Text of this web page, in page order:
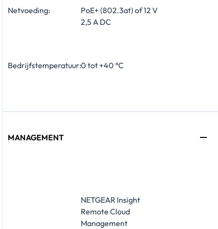
Netvoeding:
PoE+ (802.3at) of 12 V
2,5 A DC
Bedrijfstemperatuur:0 tot +40 °C
MANAGEMENT
NETGEAR Insight
Remote Cloud
Management